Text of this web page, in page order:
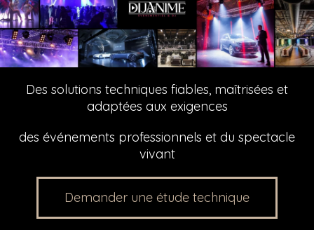
Des solutions techniques fiables, maîtrisées et
adaptées aux exigences
des événements professionnels et du spectacle
vivant
Demander une étude technique